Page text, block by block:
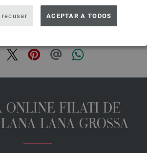
recusar ACEPTAR A TODOS
ONLINE FILATI DE
LANA GROSSA